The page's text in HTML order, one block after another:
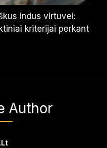
indus virtuvei:
kriterijai perkant
Author